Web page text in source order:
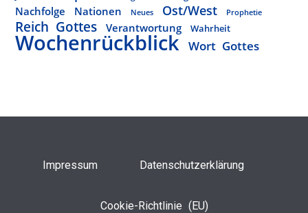
Nachfolge Nationen Neues Ost/West Prophetie
Reich Gottes Verantwortung Wahrheit
Wochenrückblick Wort Gottes
Impressum Datenschutzerklärung
Cookie-Richtlinie (EU)